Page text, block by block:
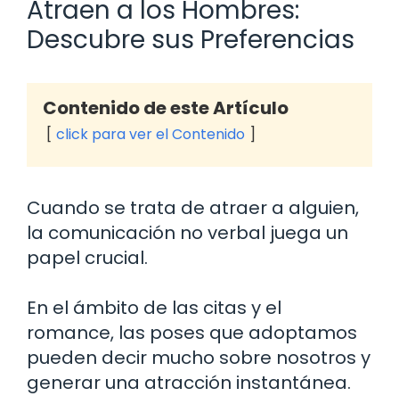
Atraen a los Hombres:
Descubre sus Preferencias
Contenido de este Artículo
click para ver el Contenido
Cuando se trata de atraer a alguien,
la comunicación no verbal juega un
papel crucial.
En el ámbito de las citas y el
romance, las poses que adoptamos
pueden decir mucho sobre nosotros y
generar una atracción instantánea.